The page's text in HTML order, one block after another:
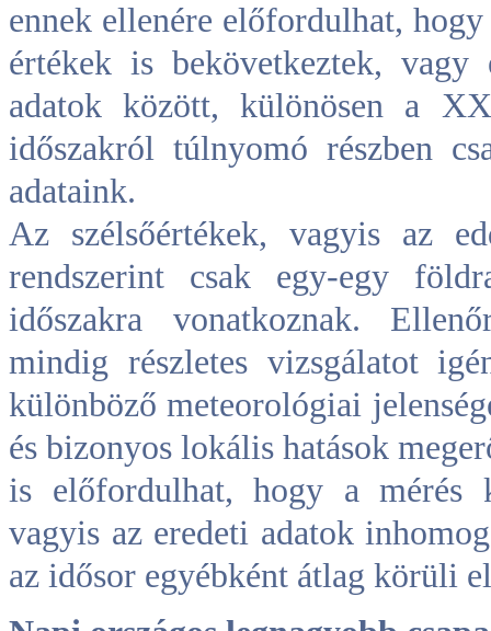
ennek ellenére előfordulhat, hogy
értékek is bekövetkeztek,
adatok között, különösen a
időszakról túlnyomó részben
adataink.
Az szélsőértékek, vagyis az
rendszerint csak egy-egy
időszakra vonatkoznak.
mindig részletes vizsgálatot
különböző meteorológiai
és bizonyos lokális hatások
is előfordulhat, hogy a mérés
vagyis az eredeti adatok
az idősor egyébként átlag körüli